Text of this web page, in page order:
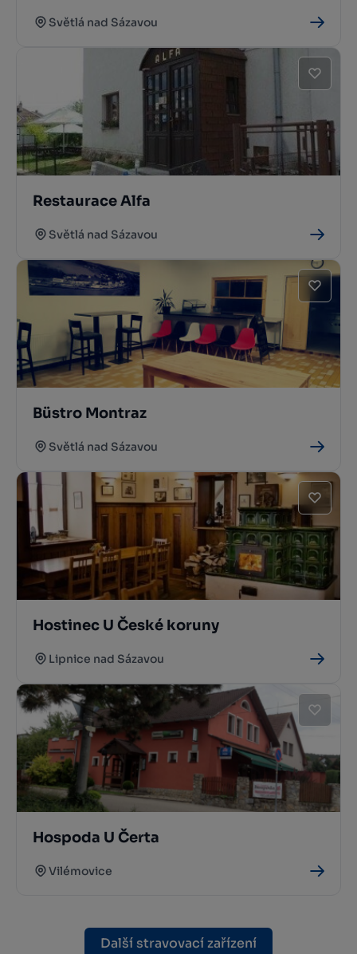
Světlá nad Sázavou
Restaurace Alfa
Světlá nad Sázavou
Büstro Montraz
Světlá nad Sázavou
Hostinec U České koruny
Lipnice nad Sázavou
Hospoda U Čerta
Vilémovice
Další stravovací zařízení